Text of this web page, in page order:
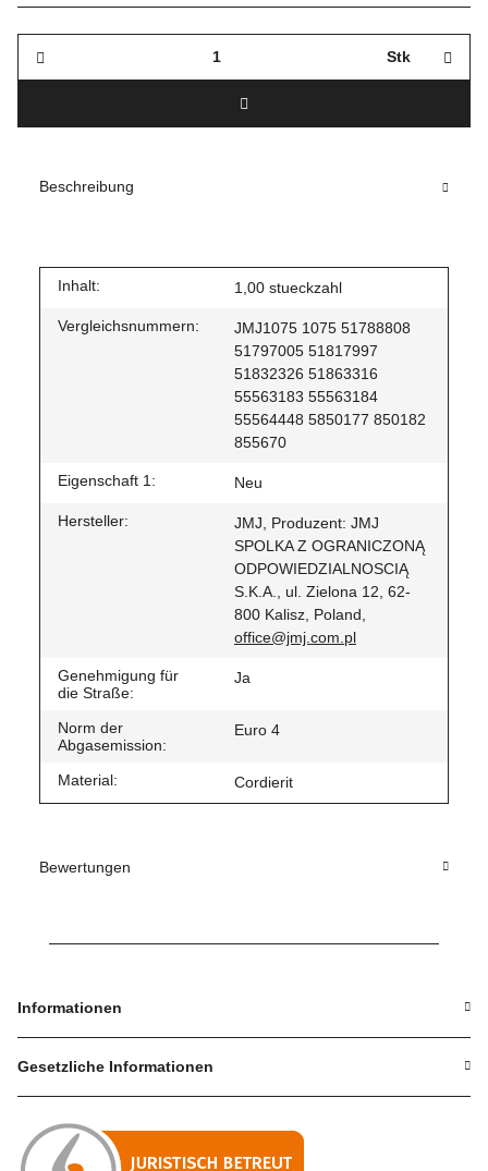
Stk
Beschreibung
Inhalt: 1,00 stueckzahl
Vergleichsnummern:
JMJ1075 1075 51788808
51797005 51817997
51832326 51863316
55563183 55563184
55564448 5850177 850182
855670
Eigenschaft 1: Neu
Hersteller:
JMJ, Produzent: JMJ
SPOLKA Z OGRANICZONĄ
ODPOWIEDZIALNOSCIĄ
S.K.A., ul. Zielona 12, 62-
800 Kalisz, Poland,
office@jmj.com.pl
Genehmigung für
die Straße:
Ja
Norm der
Abgasemission:
Euro 4
Material: Cordierit
Bewertungen
Informationen
Gesetzliche Informationen